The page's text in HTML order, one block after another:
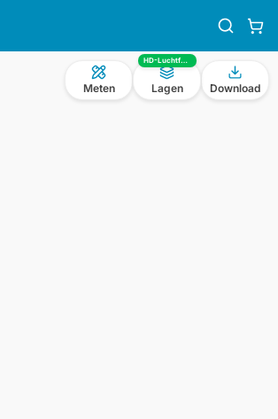
Meten
HD-Luchtfoto
Lagen Download